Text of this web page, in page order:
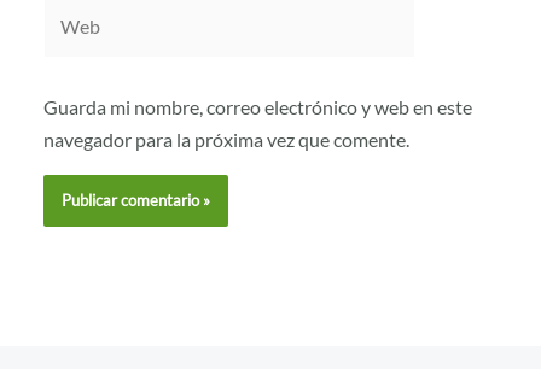
Guarda mi nombre, correo electrónico y web en este
navegador para la próxima vez que comente.